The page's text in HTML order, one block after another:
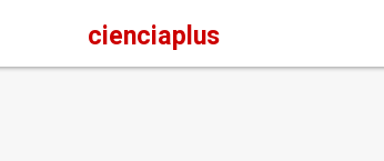
cienciaplus